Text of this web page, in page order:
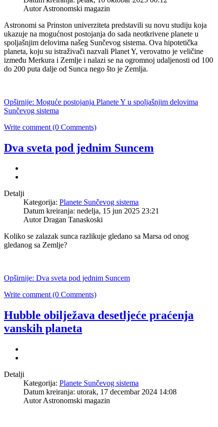
Autor Astronomski magazin
Astronomi sa Prinston univerziteta predstavili su novu studiju koja
ukazuje na mogućnost postojanja do sada neotkrivene planete u
spoljašnjim delovima našeg Sunčevog sistema. Ova hipotetička
planeta, koju su istraživači nazvali Planet Y, verovatno je veličine
između Merkura i Zemlje i nalazi se na ogromnoj udaljenosti od 100
do 200 puta dalje od Sunca nego što je Zemlja.
Opširnije: Moguće postojanja Planete Y u spoljašnjim delovima
Sunčevog sistema
Write comment (0 Comments)
Dva sveta pod jednim Suncem
Detalji
Kategorija: Planete Sunčevog sistema
Datum kreiranja: nedelja, 15 jun 2025 23:21
Autor Dragan Tanaskoski
Koliko se zalazak sunca razlikuje gledano sa Marsa od onog
gledanog sa Zemlje?
Opširnije: Dva sveta pod jednim Suncem
Write comment (0 Comments)
Hubble obilježava desetljeće praćenja
vanskih planeta
Detalji
Kategorija: Planete Sunčevog sistema
Datum kreiranja: utorak, 17 decembar 2024 14:08
Autor Astronomski magazin